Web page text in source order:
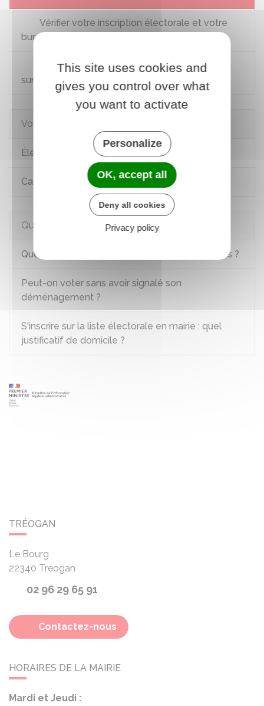
Vérifier votre inscription électorale et votre
bureau de vote
Nouvelle-Calédonie : vérifier son inscription
sur la liste électorale et son bureau de vote
Voir aussi
Élections politiques : déroulement du scrutin
Carte électorale
Questions ? Réponses !
Quelles sont les dates des prochaines élections ?
Peut-on voter sans avoir signalé son
déménagement ?
S'inscrire sur la liste électorale en mairie : quel
justificatif de domicile ?
TRÉOGAN
Le Bourg
22340 Treogan
02 96 29 65 91
Contactez-nous
HORAIRES DE LA MAIRIE
Mardi et Jeudi :
This site uses cookies and
gives you control over what
you want to activate
Personalize
OK, accept all
Deny all cookies
Privacy policy